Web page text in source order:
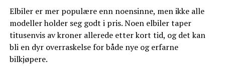
Elbiler er mer populære enn noensinne, men ikke alle
modeller holder seg godt i pris. Noen elbiler taper
titusenvis av kroner allerede etter kort tid, og det kan
bli en dyr overraskelse for både nye og erfarne
bilkjøpere.